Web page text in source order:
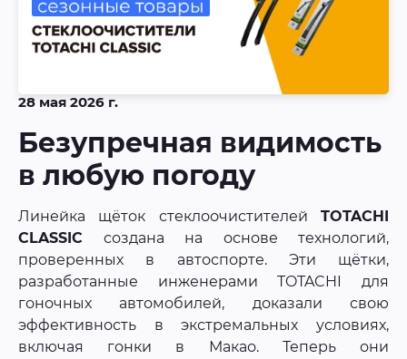
28 мая 2026 г.
Безупречная видимость
в любую погоду
Линейка щёток стеклоочистителей TOTACHI
CLASSIC создана на основе технологий,
проверенных в автоспорте. Эти щётки,
разработанные инженерами TOTACHI для
гоночных автомобилей, доказали свою
эффективность в экстремальных условиях,
включая гонки в Макао. Теперь они